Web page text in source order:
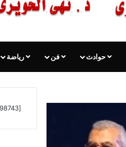
حوادث فن رياضة
[location-weather id="98743"]